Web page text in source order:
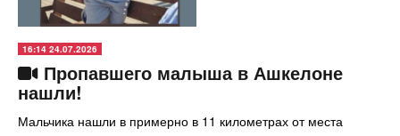
16:14 24.07.2026
Пропавшего малыша в Ашкелоне
нашли!
Мальчика нашли в примерно в 11 километрах от места